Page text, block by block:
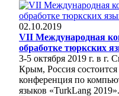
02.10.2019
VII Международная
обработке тюркских
3-5 октября 2019 г. в г.
Крым, Россия
конференция по
языков «TurkLang 2019».